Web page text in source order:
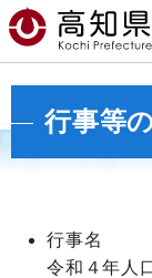
行事等
行事名
令和４年人